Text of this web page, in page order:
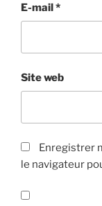
E-mail*
Site web
Enregistrer
le navigateur